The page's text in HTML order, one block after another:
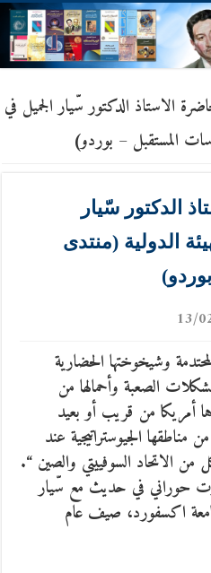
الاستاذ الدكتور سّيار الجميل في
المستقبل – بوردو)
الدكتور سّيار
الدولية (منتدى
13/
وشيخوختها الحضارية
الصعبة وأحمالها من
أمريكا من قريب أو بعيد
الجيوستراتيجية عند
من الاتحاد السوفييتي والصين “.
حوراني في حديث مع سّيار
اكسفورد، صيف عام